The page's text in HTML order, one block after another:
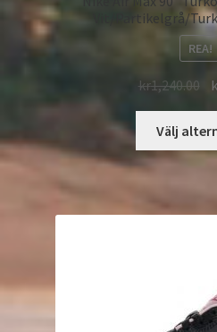
Vit/Partikelgrå/
REA!
kr1,240.00
Välj